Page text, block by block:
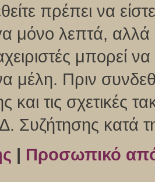
πρέπει να
μόνο λεπτά,
μπορεί
μέλη. Πριν
και τις σχετικές
Συζήτησης κατά
| Προσωπικό